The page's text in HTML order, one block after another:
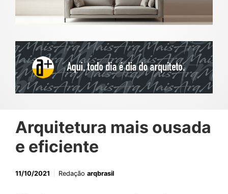
Arquitetura mais ousada
e eficiente
11/10/2021 Redação arqbrasil